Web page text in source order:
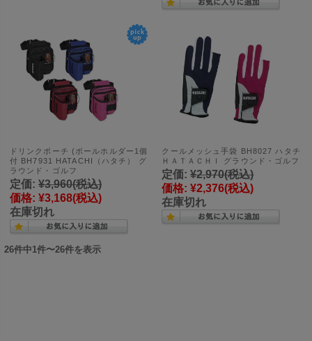
ドリンクポーチ (ボールホルダー1個
付 BH7931 HATACHI（ハタチ） グ
ラウンド・ゴルフ
定価: ¥3,960(税込)
価格: ¥3,168(税込)
在庫切れ
クールメッシュ手袋 BH8027 ハタチ
ＨＡＴＡＣＨＩ グラウンド・ゴルフ
定価: ¥2,970(税込)
価格: ¥2,376(税込)
在庫切れ
26件中1件〜26件を表示